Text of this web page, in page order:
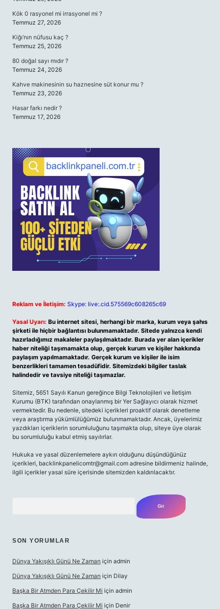
Kök 0 rasyonel mi irrasyonel mi ?
Temmuz 27, 2026
Kiğı’nın nüfusu kaç ?
Temmuz 25, 2026
80 doğal sayı mıdır ?
Temmuz 24, 2026
Kahve makinesinin su haznesine süt konur mu ?
Temmuz 23, 2026
Hasar farkı nedir ?
Temmuz 17, 2026
Reklam ve İletişim: Skype: live:.cid.575569c608265c69
Yasal Uyarı: Bu internet sitesi, herhangi bir marka, kurum veya şahıs
şirketi ile hiçbir bağlantısı bulunmamaktadır. Sitede yalnızca kendi
hazırladığımız makaleler paylaşılmaktadır. Burada yer alan içerikler
haber niteliği taşımamakta olup, gerçek kurum ve kişiler hakkında
paylaşım yapılmamaktadır. Gerçek kurum ve kişiler ile isim
benzerlikleri tamamen tesadüfidir. Sitemizdeki bilgiler taslak
halindedir ve tavsiye niteliği taşımazlar.
Sitemiz, 5651 Sayılı Kanun gereğince Bilgi Teknolojileri ve İletişim
Kurumu (BTK) tarafından onaylanmış bir Yer Sağlayıcı olarak hizmet
vermektedir. Bu nedenle, sitedeki içerikleri proaktif olarak denetleme
veya araştırma yükümlülüğümüz bulunmamaktadır. Ancak, üyelerimiz
yazdıkları içeriklerin sorumluluğunu taşımakta olup, siteye üye olarak
bu sorumluluğu kabul etmiş sayılırlar.
Hukuka ve yasal düzenlemelere aykırı olduğunu düşündüğünüz
içerikleri, backlinkpanelicomtr@gmail.com adresine bildirmeniz halinde,
ilgili içerikler yasal süre içerisinde sitemizden kaldırılacaktır.
SON YORUMLAR
Dünya Yakışıklı Günü Ne Zaman için admin
Dünya Yakışıklı Günü Ne Zaman için Dilay
Başka Bir Atmden Para Çekilir Mi için admin
Başka Bir Atmden Para Çekilir Mi için Denir